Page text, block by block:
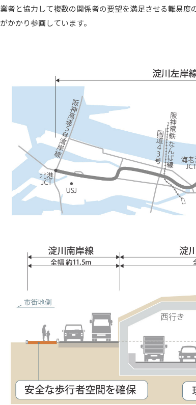
業者と協力して複数の関係者の要望を満足させる難易
がかかり参画しています。